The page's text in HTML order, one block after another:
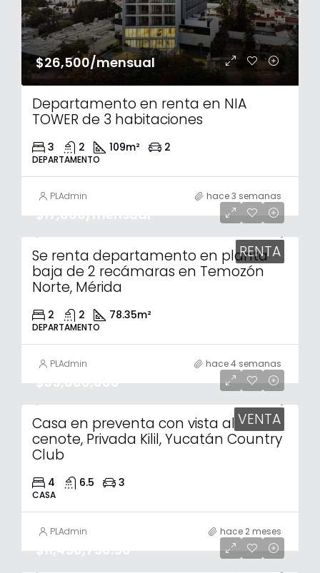
$26,500/mensual
Departamento en renta en NIA
TOWER de 3 habitaciones
3 2 109m² 2
DEPARTAMENTO
PLAdmin hace 3 semanas
RENTA
$17,000/mensual
Se renta departamento en planta
baja de 2 recámaras en Temozón
Norte, Mérida
2 2 78.35m²
DEPARTAMENTO
PLAdmin hace 4 semanas
VENTA
$35,600,000
Casa en preventa con vista al
cenote, Privada Kilil, Yucatán Country
Club
4 6.5 3
CASA
PLAdmin hace 2 meses
$11,450,750.50